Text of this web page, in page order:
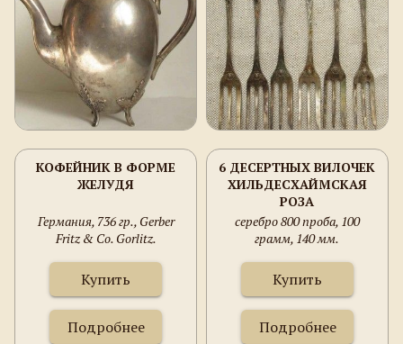
КОФЕЙНИК В ФОРМЕ
ЖЕЛУДЯ
Германия, 736 гр., Gerber
Fritz & Co. Gorlitz.
Купить
Подробнее
6 ДЕСЕРТНЫХ ВИЛОЧЕК
ХИЛЬДЕСХАЙМСКАЯ
РОЗА
серебро 800 проба, 100
грамм, 140 мм.
Купить
Подробнее